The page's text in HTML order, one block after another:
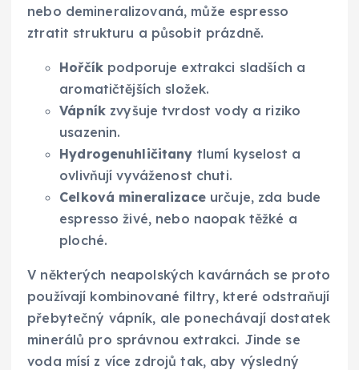
nebo demineralizovaná, může espresso
ztratit strukturu a působit prázdně.
Hořčíkpodporuje extrakci sladších a
aromatičtějších složek.
Vápníkzvyšuje tvrdost vody a riziko
usazenin.
Hydrogenuhličitany tlumí kyselost a
ovlivňují vyváženost chuti.
Celková mineralizaceurčuje, zda bude
espresso živé, nebo naopak těžké a
ploché.
V některých neapolských kavárnách se proto
používají kombinované filtry, které odstraňují
přebytečný vápník, ale ponechávají dostatek
minerálů pro správnou extrakci. Jinde se
voda mísí z více zdrojů tak, aby výsledný